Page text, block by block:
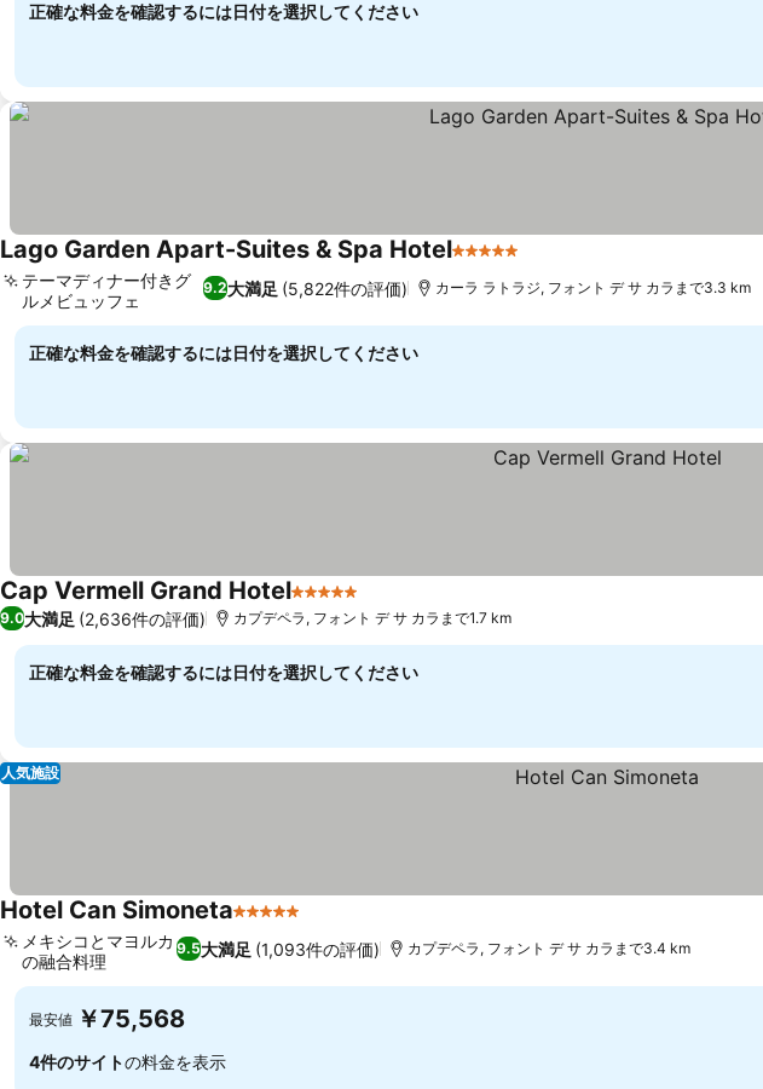
正確な料金を確認するには日付を選択してください
Lago Garden Apart-Suites & Spa Hotel5 ホテルのランク
9.2大満足 (5,822件の評価)
テーマディナー付きグ
ルメビュッフェ
カーラ ラトラジ, フォント デ サ カラまで3.3 km
正確な料金を確認するには日付を選択してください
Cap Vermell Grand Hotel5 ホテルのランク
9.0大満足 (2,636件の評価) カプデペラ, フォント デ サ カラまで1.7 km
正確な料金を確認するには日付を選択してください
人気施設
Hotel Can Simoneta5 ホテルのランク
9.5大満足 (1,093件の評価)
メキシコとマヨルカ
の融合料理
カプデペラ, フォント デ サ カラまで3.4 km
最安値 ￥75,568
4件のサイトの料金を表示